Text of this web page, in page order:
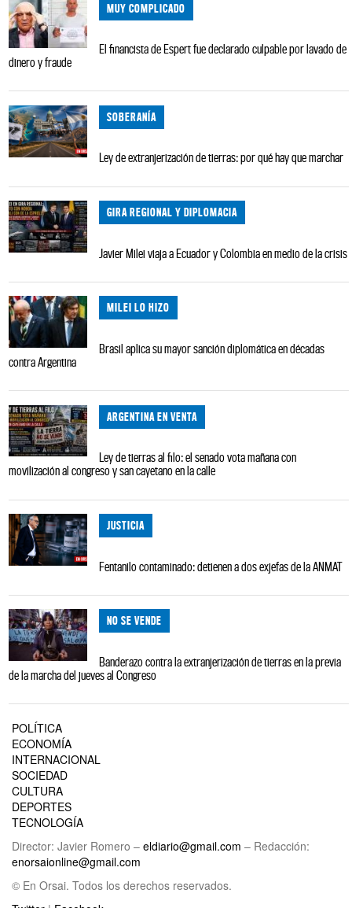
MUY COMPLICADO
El financista de Espert fue declarado culpable por lavado de
dinero y fraude
SOBERANÍA
Ley de extranjerización de tierras: por qué hay que marchar
GIRA REGIONAL Y DIPLOMACIA
Javier Milei viaja a Ecuador y Colombia en medio de la crisis
MILEI LO HIZO
Brasil aplica su mayor sanción diplomática en décadas
contra Argentina
ARGENTINA EN VENTA
Ley de tierras al filo: el senado vota mañana con
movilización al congreso y san cayetano en la calle
JUSTICIA
Fentanilo contaminado: detienen a dos exjefas de la ANMAT
NO SE VENDE
Banderazo contra la extranjerización de tierras en la previa
de la marcha del jueves al Congreso
POLÍTICA
ECONOMÍA
INTERNACIONAL
SOCIEDAD
CULTURA
DEPORTES
TECNOLOGÍA
Director: Javier Romero – eldiario@gmail.com – Redacción:
enorsaionline@gmail.com
© En Orsai. Todos los derechos reservados.